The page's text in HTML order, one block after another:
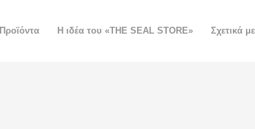
Προϊόντα H ιδέα του «THE SEAL STORE» Σχετικά